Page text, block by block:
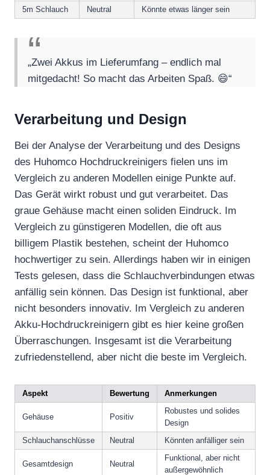
5m Schlauch Neutral Könnte etwas länger sein
„Zwei Akkus im Lieferumfang – endlich mal
mitgedacht! So macht das Arbeiten Spaß. 😄“
Verarbeitung und Design
Bei der Analyse der Verarbeitung und des Designs
des Huhomco Hochdruckreinigers fielen uns im
Vergleich zu anderen Modellen einige Punkte auf.
Das Gerät wirkt robust und gut verarbeitet. Das
graue Gehäuse macht einen soliden Eindruck. Im
Vergleich zu günstigeren Modellen, die oft aus
billigem Plastik bestehen, scheint der Huhomco
hochwertiger zu sein. Allerdings haben wir in einigen
Tests gelesen, dass die Schlauchverbindungen etwas
anfällig sein können. Das Design ist funktional, aber
nicht besonders innovativ. Im Vergleich zu anderen
Akku-Hochdruckreinigern gibt es hier keine großen
Überraschungen. Insgesamt ist die Verarbeitung
zufriedenstellend, aber nicht die beste im Vergleich.
Aspekt Bewertung Anmerkungen
Gehäuse Positiv
Robustes und solides
Design
Schlauchanschlüsse
Neutral Könnten anfälliger sein
Gesamtdesign Neutral
Funktional, aber nicht
außergewöhnlich